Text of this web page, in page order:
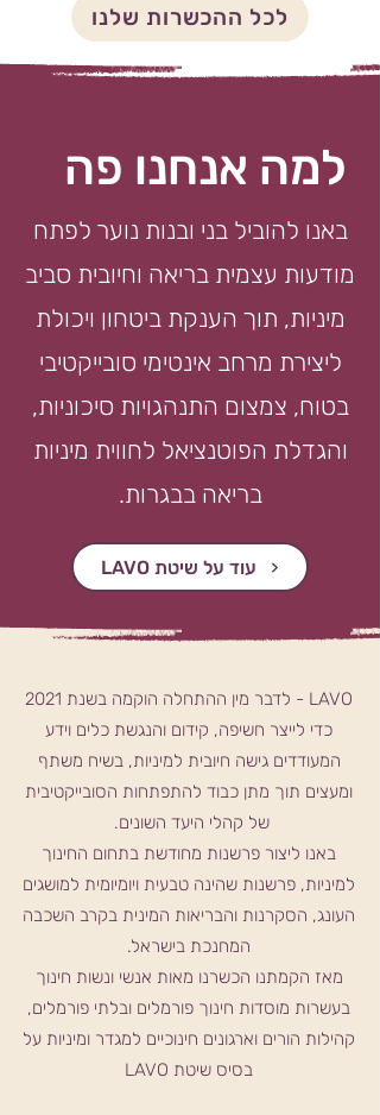
לכל ההכשרות שלנו
למה אנחנו פה
באנו להוביל בני ובנות נוער לפתח
מודעות עצמית בריאה וחיובית סביב
מיניות, תוך הענקת ביטחון ויכולת
ליצירת מרחב אינטימי סובייקטיבי
בטוח, צמצום התנהגויות סיכוניות,
והגדלת הפוטנציאל לחווית מיניות
בריאה בבגרות.
LAVO עוד על שיטת
LAVO - לדבר מין ההתחלה הוקמה בשנת 2021
כדי לייצר חשיפה, קידום והנגשת כלים וידע
המעודדים גישה חיובית למיניות, בשיח משתף
ומעצים תוך מתן כבוד להתפתחות הסובייקטיבית
של קהלי היעד השונים.
באנו ליצור פרשנות מחודשת בתחום החינוך
למיניות, פרשנות שהינה טבעית ויומיומית למושגים
העונג, הסקרנות והבריאות המינית בקרב השכבה
המחנכת בישראל.
מאז הקמתנו הכשרנו מאות אנשי ונשות חינוך
בעשרות מוסדות חינוך פורמלים ובלתי פורמלים,
קהילות הורים וארגונים חינוכיים למגדר ומיניות על
בסיס שיטת LAVO